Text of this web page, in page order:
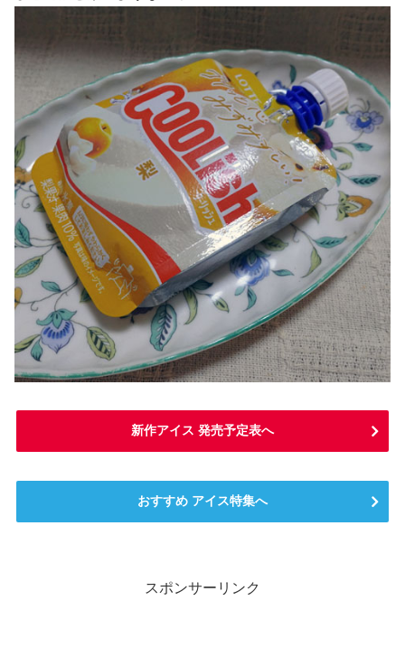
新作アイス 発売予定表へ
おすすめ アイス特集へ
スポンサーリンク